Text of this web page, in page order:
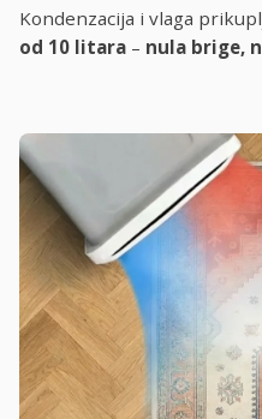
Kondenzacija i vlaga
od 10 litara – nula brige,